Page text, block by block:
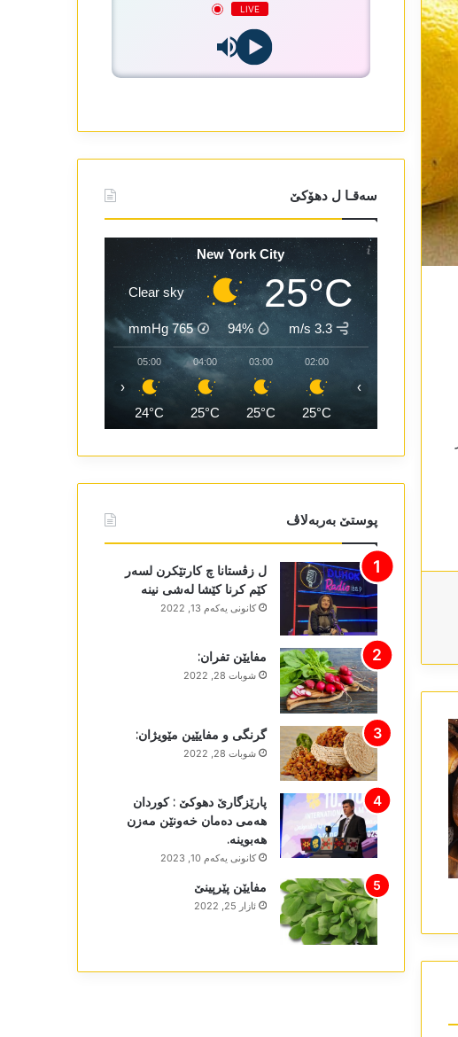
LIVE
سەقـا ل دھۆکێ
New York City
25°C
Clear sky
3.3 m/s
94%
765
mmHg
02:00
25°C
03:00
25°C
04:00
25°C
05:00
24°C
‹ ›
پوستێ بەربەلاڤ
ل زڤستانا چ کارتێکرن لسەر
کێم کرنا کێشا لەشی نینە
كانونی یه‌كه‌م 13, 2022
مفایێن تفران:
شوبات 28, 2022
گرنگی و مفایێین مێویژان:
شوبات 28, 2022
پارێزگارێ دھوکێ : کوردان
ھەمی دەمان خەونێن مەزن
ھەبوینە.
كانونی یه‌كه‌م 10, 2023
مفایێن پێرپینێ
ئازار 25, 2022